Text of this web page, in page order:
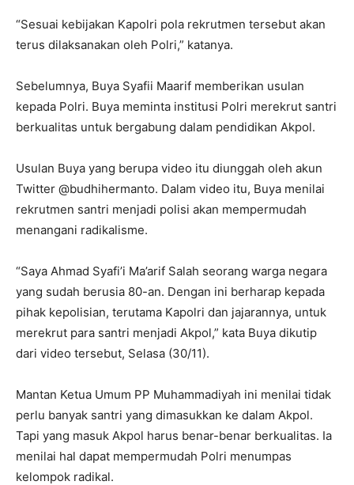
“Sesuai kebijakan Kapolri pola rekrutmen tersebut akan
terus dilaksanakan oleh Polri,” katanya.
Sebelumnya, Buya Syafii Maarif memberikan usulan
kepada Polri. Buya meminta institusi Polri merekrut santri
berkualitas untuk bergabung dalam pendidikan Akpol.
Usulan Buya yang berupa video itu diunggah oleh akun
Twitter @budhihermanto. Dalam video itu, Buya menilai
rekrutmen santri menjadi polisi akan mempermudah
menangani radikalisme.
“Saya Ahmad Syafi’i Ma’arif Salah seorang warga negara
yang sudah berusia 80-an. Dengan ini berharap kepada
pihak kepolisian, terutama Kapolri dan jajarannya, untuk
merekrut para santri menjadi Akpol,” kata Buya dikutip
dari video tersebut, Selasa (30/11).
Mantan Ketua Umum PP Muhammadiyah ini menilai tidak
perlu banyak santri yang dimasukkan ke dalam Akpol.
Tapi yang masuk Akpol harus benar-benar berkualitas. Ia
menilai hal dapat mempermudah Polri menumpas
kelompok radikal.